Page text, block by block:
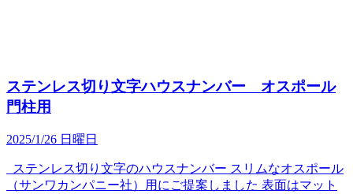
ステンレス切り文字ハウスナンバー オスポール
門柱用
2025/1/26 日曜日
ステンレス切り文字のハウスナンバー スリムなオスポール
（サンワカンパニー社）用にご提案しました 表面はマット